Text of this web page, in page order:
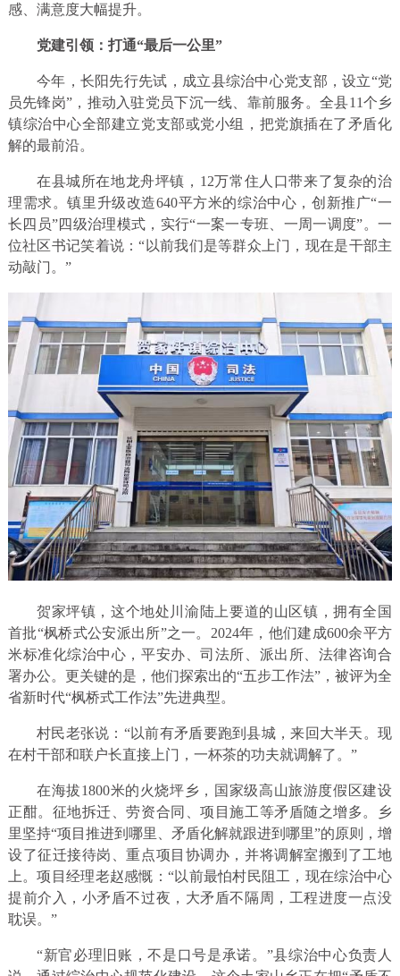
感、满意度大幅提升。
党建引领：打通“最后一公里”
今年，长阳先行先试，成立县综治中心党支部，设立“党
员先锋岗”，推动入驻党员下沉一线、靠前服务。全县11个乡
镇综治中心全部建立党支部或党小组，把党旗插在了矛盾化
解的最前沿。
在县城所在地龙舟坪镇，12万常住人口带来了复杂的治
理需求。镇里升级改造640平方米的综治中心，创新推广“一
长四员”四级治理模式，实行“一案一专班、一周一调度”。一
位社区书记笑着说：“以前我们是等群众上门，现在是干部主
动敲门。”
贺家坪镇，这个地处川渝陆上要道的山区镇，拥有全国
首批“枫桥式公安派出所”之一。2024年，他们建成600余平方
米标准化综治中心，平安办、司法所、派出所、法律咨询合
署办公。更关键的是，他们探索出的“五步工作法”，被评为全
省新时代“枫桥式工作法”先进典型。
村民老张说：“以前有矛盾要跑到县城，来回大半天。现
在村干部和联户长直接上门，一杯茶的功夫就调解了。”
在海拔1800米的火烧坪乡，国家级高山旅游度假区建设
正酣。征地拆迁、劳资合同、项目施工等矛盾随之增多。乡
里坚持“项目推进到哪里、矛盾化解就跟进到哪里”的原则，增
设了征迁接待岗、重点项目协调办，并将调解室搬到了工地
上。项目经理老赵感慨：“以前最怕村民阻工，现在综治中心
提前介入，小矛盾不过夜，大矛盾不隔周，工程进度一点没
耽误。”
“新官必理旧账，不是口号是承诺。”县综治中心负责人